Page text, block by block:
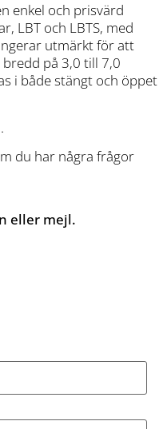
enkel och prisvärd
LBT och LBTS, med
utmärkt för att
på 3,0 till 7,0
i både stängt och öppet
du har några frågor
eller mejl.